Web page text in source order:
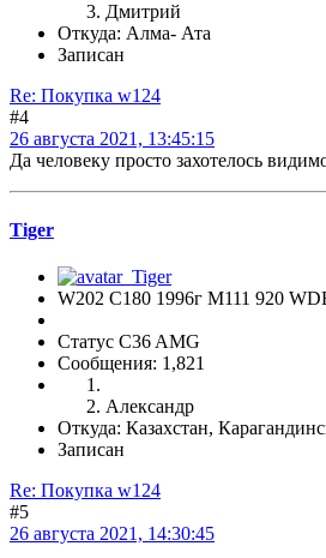
Дмитрий
Откуда: Алма- Ата
Записан
Re: Покупка w124
#4
26 августа 2021, 13:45:15
Да человеку просто захотелось
Tiger
W202 C180 1996г М111 920
Статус C36 AMG
Сообщения: 1,821
Александр
Откуда: Казахстан,
Записан
Re: Покупка w124
#5
26 августа 2021, 14:30:45